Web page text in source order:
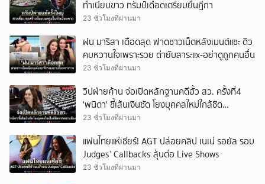
ทำเนียบขาว ทรัมป์เดือดเตรียมยื่นฎีกา
23 ชั่วโมงที่ผ่านมา
ฝน มาริสา เดือดสุด ฟาดชาวเน็ตหลังเมนต์แซะ ดิว
คบหวานใจเพราะรวย ด่ายับสาระแx-อย่าดูถูกคนอื่น
23 ชั่วโมงที่ผ่านมา
วิปฝ่ายค้าน จ่อเปิดหลักฐานคดีฮั้ว สว. ครั้งที่4
'พนิดา' ชี้เส้นเงินชัด โยงบุคคลใหม่ใกล้ชิด
พรรคการเมือง
23 ชั่วโมงที่ผ่านมา
แฟนไทยแห่เชียร์! AGT ปล่อยคลิป เนเน่ รอยัล รอบ
Judges’ Callbacks ลุ้นต่อ Live Shows
23 ชั่วโมงที่ผ่านมา